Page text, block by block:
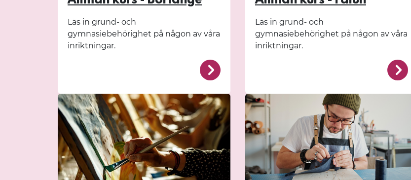
Läs in grund- och
gymnasiebehörighet på någon av våra
inriktningar.
/fornby/kurser/borlange/
Läs in grund- och
gymnasiebehörighet på någon av våra
inriktningar.